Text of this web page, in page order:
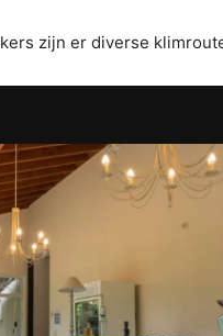
zijn er diverse